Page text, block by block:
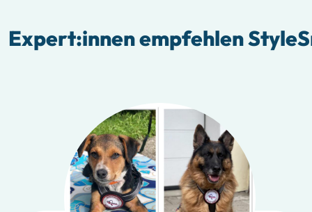
Expert:innen empfehlen